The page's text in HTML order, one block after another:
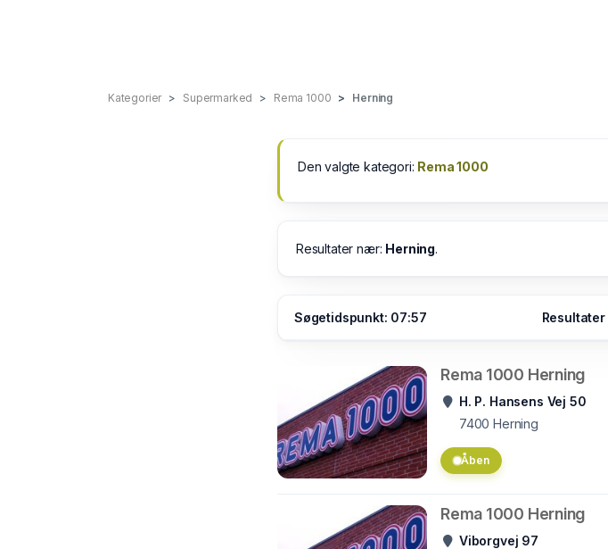
Kategorier Supermarked Rema 1000 Herning
Den valgte kategori: Rema 1000
Resultater nær: Herning.
Søgetidspunkt: 07:57 Resultater
Rema 1000 Herning
H. P. Hansens Vej 50
7400 Herning
Åben
Rema 1000 Herning
Viborgvej 97